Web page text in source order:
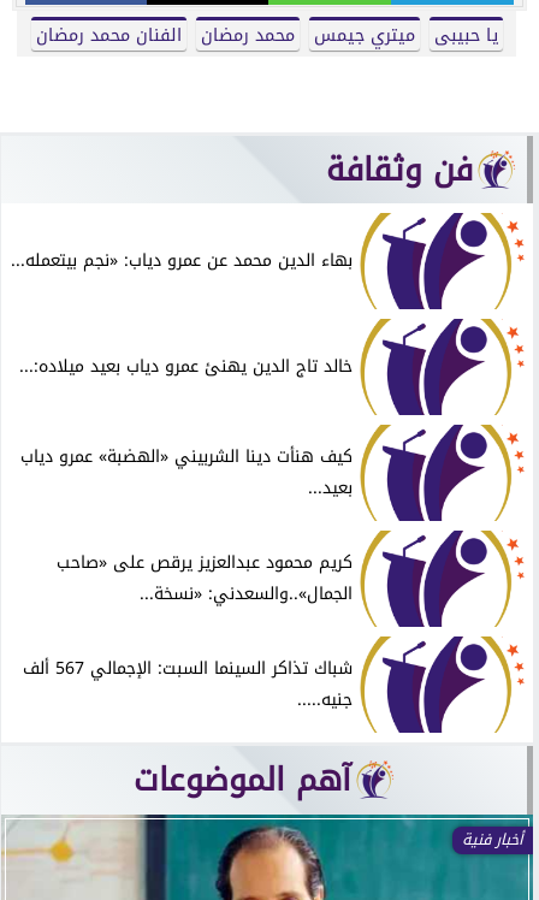
يا حبيبى ميتري جيمس محمد رمضان الفنان محمد رمضان
فن وثقافة
بهاء الدين محمد عن عمرو دياب: «نجم بيتعمله...
خالد تاج الدين يهنئ عمرو دياب بعيد ميلاده:...
كيف هنأت دينا الشربيني «الهضبة» عمرو دياب
بعيد...
كريم محمود عبدالعزيز يرقص على «صاحب
الجمال»..والسعدني: «نسخة...
شباك تذاكر السينما السبت: الإجمالي 567 ألف
جنيه.....
آهم الموضوعات
أخبار فنية